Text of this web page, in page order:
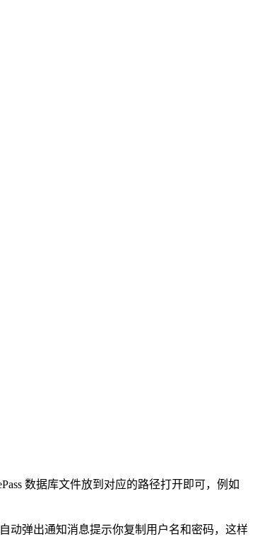
数据库文件放到对应的路径打开即可，例如
动弹出通知消息提示你复制用户名和密码，这样